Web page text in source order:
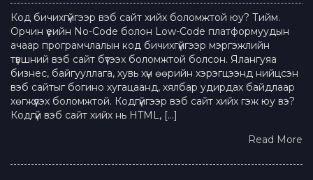
Код бичихгүйгээр вэб сайт хийх боломжтой юу? Тийм.
Орчин үеийн No-Code болон Low-Code платформуудын
ачаар програмчлалын код бичихгүйгээр мэргэжлийн
түвшний вэб сайт бүтээх боломжтой болсон. Ялангуяа
бизнес, байгууллага, хувь хүн өөрийн хэрэгцээнд нийцсэн
вэб сайтыг богино хугацаанд, хялбар удирдах байдлаар
хөгжүүлэх боломжтой. Кодгүйгээр вэб сайт хийх гэж юу вэ?
Кодгүй вэб сайт хийх нь HTML, […]
Read More